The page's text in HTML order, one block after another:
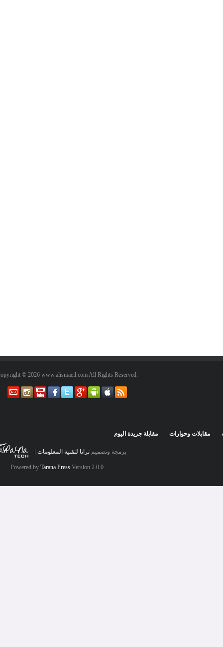
Copyright © 2026 www.alismaeil.com All Rights Reserved.
وحوارات مقابلة جريدة اليوم
برمجة وتصميم ترانا لتقنية المعلومات|
Powered byTarana PressVersion 2.0.0